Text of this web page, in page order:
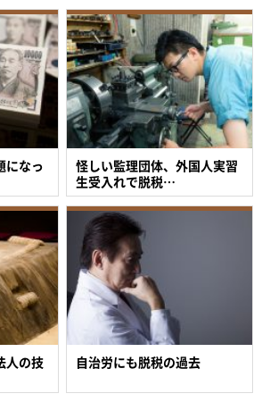
怪しい監理団体、外国人実習
生受入れで脱税…
になっ
自治労にも脱税の過去
人の技